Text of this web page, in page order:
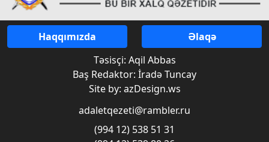
Haqqımızda
Əlaqə
Təsisçi: Aqil Abbas
Baş Redaktor: İradə Tuncay
Site by: azDesign.ws
adaletqezeti@rambler.ru
(994 12) 538 51 31